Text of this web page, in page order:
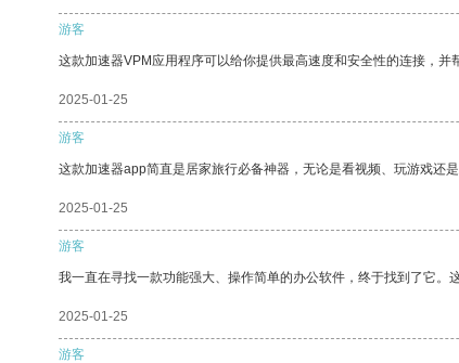
游客
这款加速器VPM应用程序可以给你提供最高速度和安全性的连接，并
2025-01-25
游客
这款加速器app简直是居家旅行必备神器，无论是看视频、玩游戏还
2025-01-25
游客
我一直在寻找一款功能强大、操作简单的办公软件，终于找到了它。
2025-01-25
游客